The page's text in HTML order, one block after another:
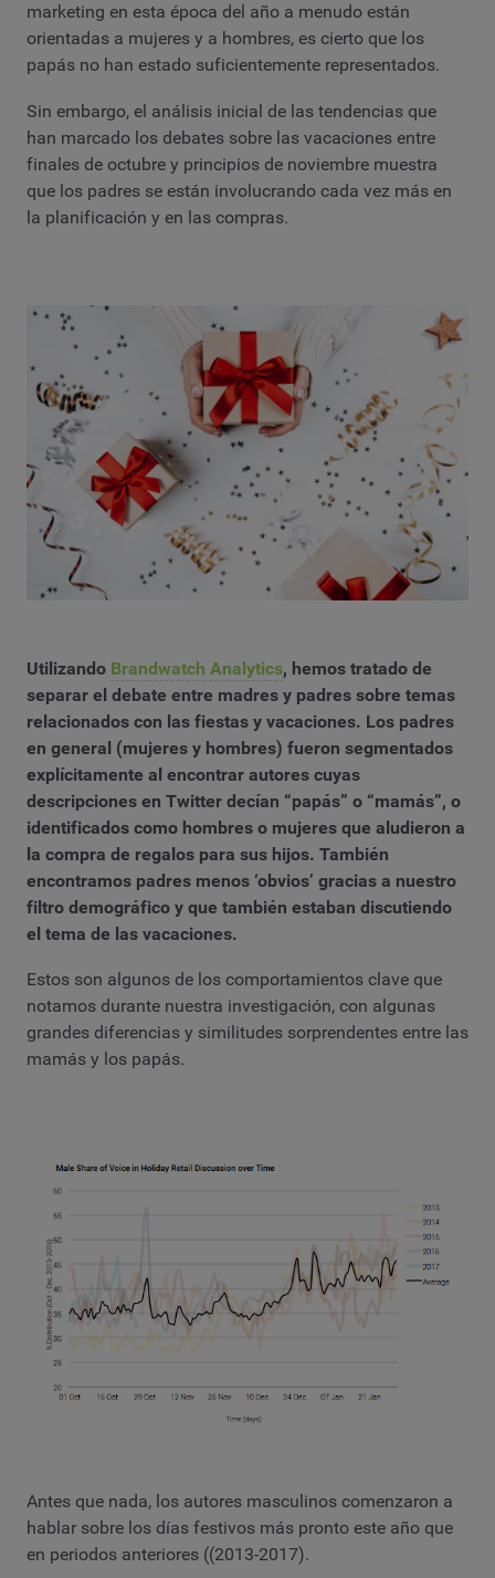
marketing en esta época del año a menudo están
orientadas a mujeres y a hombres, es cierto que los
papás no han estado suficientemente representados.
Sin embargo, el análisis inicial de las tendencias que
han marcado los debates sobre las vacaciones entre
finales de octubre y principios de noviembre muestra
que los padres se están involucrando cada vez más en
la planificación y en las compras.
Utilizando Brandwatch Analytics, hemos tratado de
separar el debate entre madres y padres sobre temas
relacionados con las fiestas y vacaciones. Los padres
en general (mujeres y hombres) fueron segmentados
explícitamente al encontrar autores cuyas
descripciones en Twitter decían “papás” o “mamás”, o
identificados como hombres o mujeres que aludieron a
la compra de regalos para sus hijos. También
encontramos padres menos ‘obvios’ gracias a nuestro
filtro demográfico y que también estaban discutiendo
el tema de las vacaciones.
Estos son algunos de los comportamientos clave que
notamos durante nuestra investigación, con algunas
grandes diferencias y similitudes sorprendentes entre las
mamás y los papás.
Antes que nada, los autores masculinos comenzaron a
hablar sobre los días festivos más pronto este año que
en periodos anteriores ((2013-2017).